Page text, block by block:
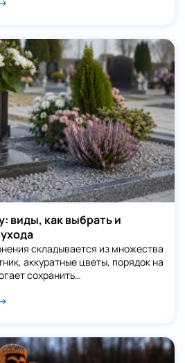
виды, как выбрать и
складывается из множества
аккуратные цветы, порядок на
сохранить…